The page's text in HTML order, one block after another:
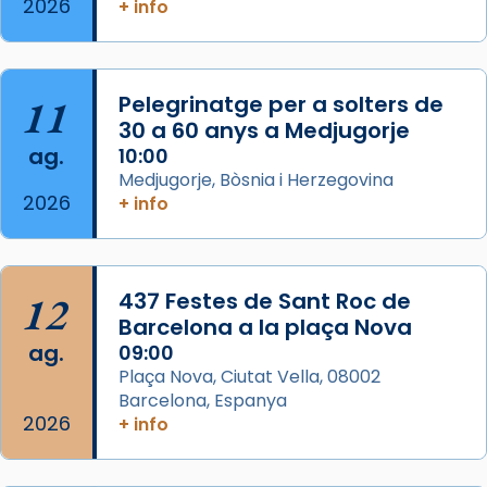
col·laboradors, a la Catedral de Barcelona.
L’arquebisbe de Barcelona, el cardenal Joan
Josep Omella, ha presidit la missa i l’ha
concelebrat el bisbe auxiliar de Barcelona,
Mons. David Abadías.
📸 Dr. G. Simón
Photo
View on Facebook · Share
Arquebisbat de Barcelona
2 weeks ago
Memòria de les santes Juliana i
Semproniana, verges i màrtirs.
Acompanyant la història de sant Cugat, a
partir de l’Edat Mitjana sorgeix la tradició
que les santes Juliana (“relatiu a Júlia”) i
2026
+ info
11
ag.
2026
Pelegrinatge per a solters de
30 a 60 anys a Medjugorje
10:00
Medjugorje, Bòsnia i Herzegovina
+ info
12
ag.
2026
437 Festes de Sant Roc de
Barcelona a la plaça Nova
09:00
Plaça Nova, Ciutat Vella, 08002
Barcelona, Espanya
+ info